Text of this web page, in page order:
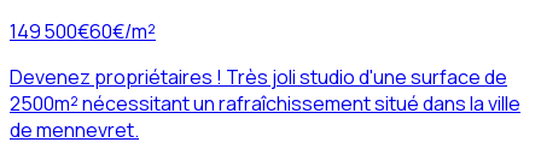
149 500€60€/m²
Devenez propriétaires ! Très joli studio d'une surface de
2500m² nécessitant un rafraîchissement situé dans la ville
de mennevret.